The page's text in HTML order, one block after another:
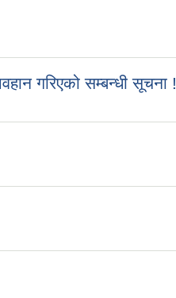
गरिएको सम्बन्धी सूचना !